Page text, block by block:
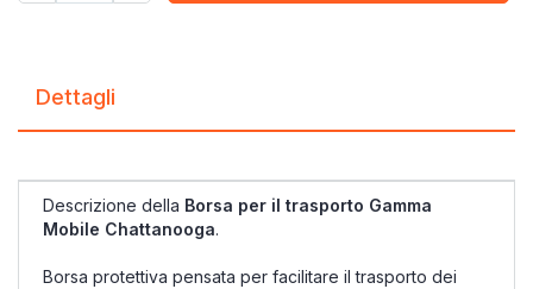
Dettagli
Descrizione della Borsa per il trasporto Gamma
Mobile Chattanooga.
Borsa protettiva pensata per facilitare il trasporto dei